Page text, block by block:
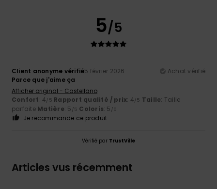
5/5
Client anonyme vérifié5 février 2026
Achat vérifié
Parce que j'aime ça
Afficher original - Castellano
Confort: 4/5 Rapport qualité / prix: 4/5 Taille: Taille
parfaite Matière: 5 /5 Coloris: 5 /5
Je recommande ce produit
Vérifié par TrustVille
Articles vus récemment